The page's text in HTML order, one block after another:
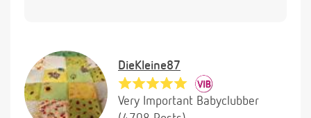
DieKleine87
Very Important Babyclubber